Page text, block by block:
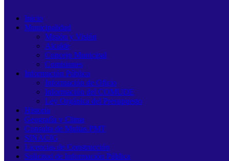
Inicio
Municipalidad
Misión y Visión
Alcalde
Concejo Municipal
Comisiones
Información Pública
Información de Oficio
Información del COMUDE
Ley Orgánica del Presupuesto
Historia
Geografía y Clima
Consulta de Multas PMT
SINACIG
Licencias de Construcción
Solicitud de Información Pública